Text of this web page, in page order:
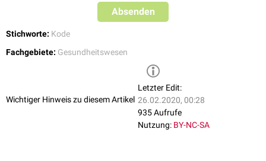
Absenden
Stichworte: Kode
Fachgebiete: Gesundheitswesen
Wichtiger Hinweis zu diesem Artikel
Letzter Edit:
26.02.2020, 00:28
935 Aufrufe
Nutzung: BY-NC-SA